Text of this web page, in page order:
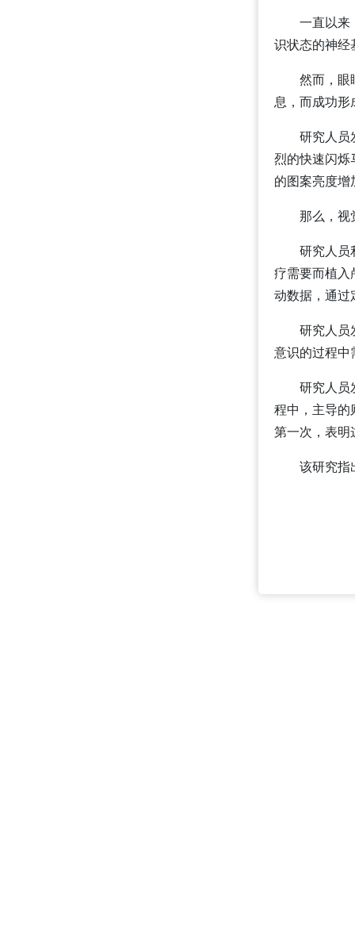
一直以来
识状态的神经
然而，眼
息，而成功形
研究人员
烈的快速闪烁
的图案亮度增
那么，视
研究人员
疗需要而植入
动数据，通过
研究人员
意识的过程中
研究人员
程中，主导的
第一次，表明
该研究指